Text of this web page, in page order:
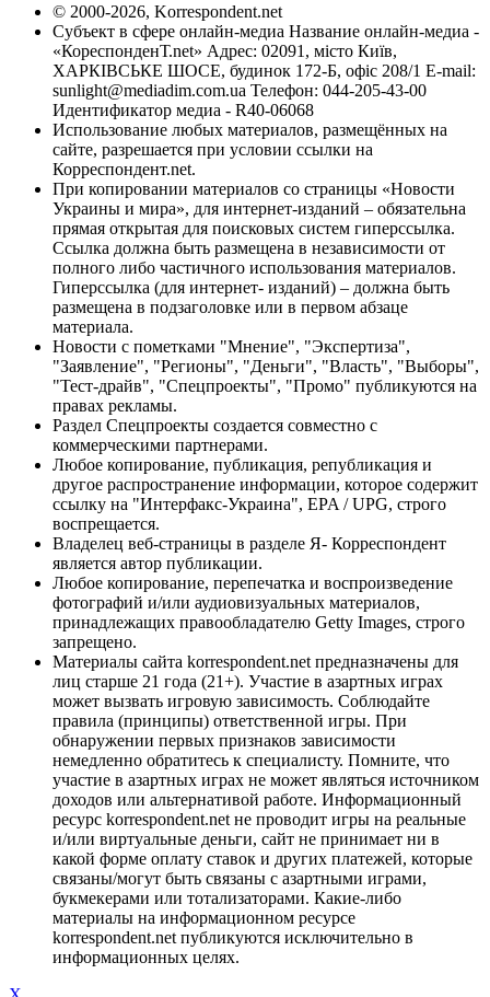
© 2000-2026, Korrespondent.net
Субъект в сфере онлайн-медиа Название онлайн-медиа -
«КореспонденТ.net» Адрес: 02091, місто Київ,
ХАРКІВСЬКЕ ШОСЕ, будинок 172-Б, офіс 208/1 E-mail:
sunlight@mediadim.com.ua Телефон: 044-205-43-00
Идентификатор медиа - R40-06068
Использование любых материалов, размещённых на
сайте, разрешается при условии ссылки на
Корреспондент.net.
При копировании материалов со страницы «Новости
Украины и мира», для интернет-изданий – обязательна
прямая открытая для поисковых систем гиперссылка.
Ссылка должна быть размещена в независимости от
полного либо частичного использования материалов.
Гиперссылка (для интернет- изданий) – должна быть
размещена в подзаголовке или в первом абзаце
материала.
Новости с пометками "Мнение", "Экспертиза",
"Заявление", "Регионы", "Деньги", "Власть", "Выборы",
"Тест-драйв", "Спецпроекты", "Промо" публикуются на
правах рекламы.
Раздел Спецпроекты создается совместно с
коммерческими партнерами.
Любое копирование, публикация, републикация и
другое распространение информации, которое содержит
ссылку на "Интерфакс-Украина", EPA / UPG, строго
воспрещается.
Владелец веб-страницы в разделе Я- Корреспондент
является автор публикации.
Любое копирование, перепечатка и воспроизведение
фотографий и/или аудиовизуальных материалов,
принадлежащих правообладателю Getty Images, строго
запрещено.
Материалы сайта korrespondent.net предназначены для
лиц старше 21 года (21+). Участие в азартных играх
может вызвать игровую зависимость. Соблюдайте
правила (принципы) ответственной игры. При
обнаружении первых признаков зависимости
немедленно обратитесь к специалисту. Помните, что
участие в азартных играх не может являться источником
доходов или альтернативой работе. Информационный
ресурс korrespondent.net не проводит игры на реальные
и/или виртуальные деньги, сайт не принимает ни в
какой форме оплату ставок и других платежей, которые
связаны/могут быть связаны с азартными играми,
букмекерами или тотализаторами. Какие-либо
материалы на информационном ресурсе
korrespondent.net публикуются исключительно в
информационных целях.